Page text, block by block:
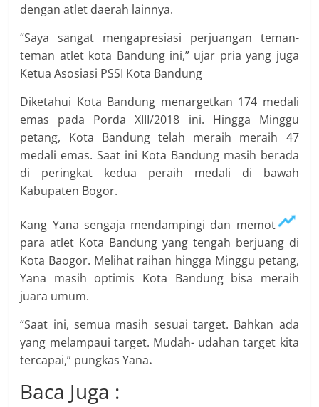
dengan atlet daerah lainnya.
“Saya sangat mengapresiasi perjuangan teman-
teman atlet kota Bandung ini,” ujar pria yang juga
Ketua Asosiasi PSSI Kota Bandung
Diketahui Kota Bandung menargetkan 174 medali
emas pada Porda XIII/2018 ini. Hingga Minggu
petang, Kota Bandung telah meraih meraih 47
medali emas. Saat ini Kota Bandung masih berada
di peringkat kedua peraih medali di bawah
Kabupaten Bogor.
Kang Yana sengaja mendampingi dan memotivasi
para atlet Kota Bandung yang tengah berjuang di
Kota Baogor. Melihat raihan hingga Minggu petang,
Yana masih optimis Kota Bandung bisa meraih
juara umum.
“Saat ini, semua masih sesuai target. Bahkan ada
yang melampaui target. Mudah- udahan target kita
tercapai,” pungkas Yana.
Baca Juga :